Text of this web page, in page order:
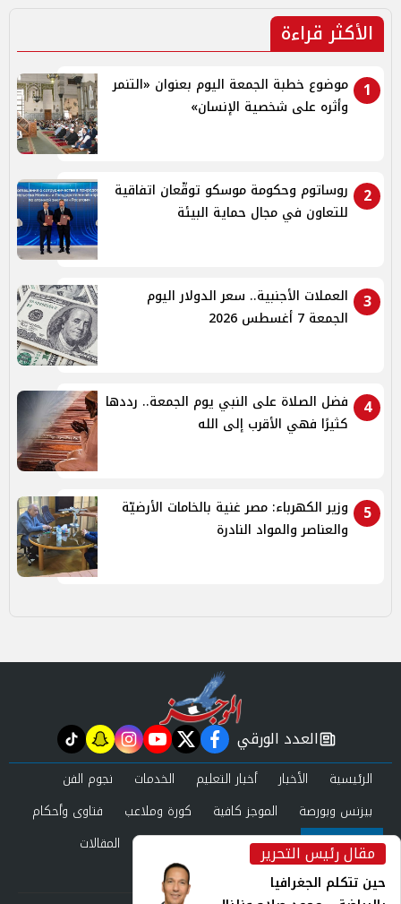
الأكثر قراءة
1
موضوع خطبة الجمعة اليوم بعنوان «التنمر
وأثره على شخصية الإنسان»
2
روساتوم وحكومة موسكو توقّعان اتفاقية
للتعاون في مجال حماية البيئة
3
العملات الأجنبية.. سعر الدولار اليوم
الجمعة 7 أغسطس 2026
4
فضل الصلاة على النبي يوم الجمعة.. رددها
كثيرًا فهي الأقرب إلى الله
5
وزير الكهرباء: مصر غنية بالخامات الأرضيّة
والعناصر والمواد النادرة
مقال رئيس التحرير
حين تتكلم الجغرافيا
newspaper
العدد الورقي facebook
twitter
youtube
instagram
snapchat
tiktok
الرئيسية الأخبار أخبار التعليم الخدمات
نجوم الفن
بيزنس وبورصة
الموجز كافية كورة وملاعب
فتاوى وأحكام
صحة وجمال
عرب وعالم حوادث ومحاكم
المقالات
العدد الورقي